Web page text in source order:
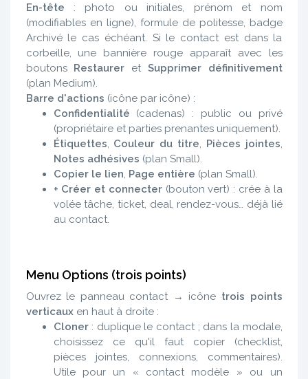
En-tête : photo ou initiales, prénom et nom
(modifiables en ligne), formule de politesse, badge
Archivé le cas échéant. Si le contact est dans la
corbeille, une bannière rouge apparaît avec les
boutons Restaurer et Supprimer définitivement
(plan Medium).
Barre d'actions (icône par icône) :
Confidentialité (cadenas) : public ou privé
(propriétaire et parties prenantes uniquement).
Étiquettes
Couleur du titre Pièces jointes
Notes adhésives (plan Small).
Copier le lien Page entière (plan Small).
+ Créer et connecter(bouton vert) : crée à la
volée tâche, ticket, deal, rendez-vous… déjà lié
au contact.
Menu Options (trois points)
Ouvrez le panneau contact → icône trois points
verticauxen haut à droite :
Cloner: duplique le contact ; dans la modale,
choisissez ce qu'il faut copier (checklist,
pièces jointes, connexions, commentaires).
Utile pour un « contact modèle » ou un